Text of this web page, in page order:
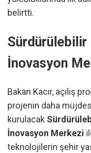
belirtti.
Sürdürülebilir
İnovasyon
Bakan Kacır, açılış
projenin daha
kurulacak
İnovasyon Merkezi
teknolojilerin şehir